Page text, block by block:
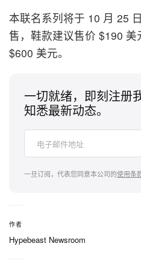
本联名系列将于 10 月 25
售，鞋款建议售价 $190
$600 美元。
一切就绪，即刻注册
知悉最新动态。
一旦订阅，代表您同意本公司的使用条
作者
Hypebeast Newsroom